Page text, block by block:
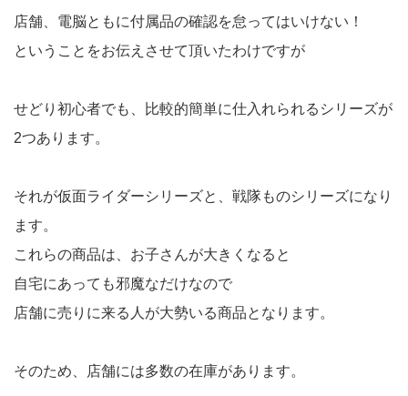
店舗、電脳ともに付属品の確認を怠ってはいけない！
ということをお伝えさせて頂いたわけですが
せどり初心者でも、比較的簡単に仕入れられるシリーズが
2つあります。
それが仮面ライダーシリーズと、戦隊ものシリーズになり
ます。
これらの商品は、お子さんが大きくなると
自宅にあっても邪魔なだけなので
店舗に売りに来る人が大勢いる商品となります。
そのため、店舗には多数の在庫があります。